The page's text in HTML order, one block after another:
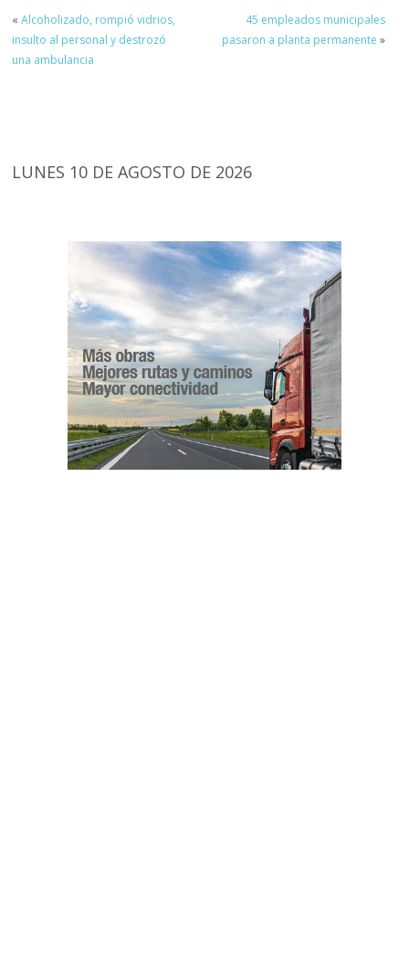
«Alcoholizado, rompió vidrios,
insulto al personal y destrozó
una ambulancia
45 empleados municipales
pasaron a planta permanente »
LUNES 10 DE AGOSTO DE 2026